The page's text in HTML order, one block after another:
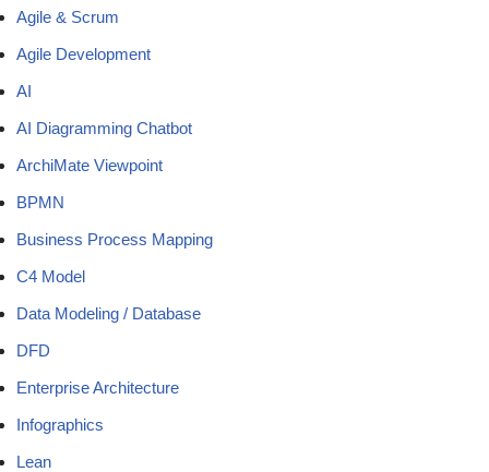
Agile & Scrum
Agile Development
AI
AI Diagramming Chatbot
ArchiMate Viewpoint
BPMN
Business Process Mapping
C4 Model
Data Modeling / Database
DFD
Enterprise Architecture
Infographics
Lean